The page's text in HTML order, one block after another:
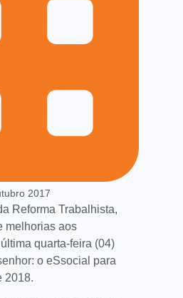
2017
Reforma Trabalhista,
melhorias aos
quarta-feira (04)
o eSsocial para
2018.